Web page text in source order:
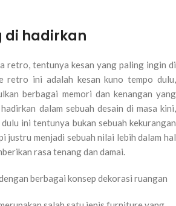
di hadirkan
retro, tentunya kesan yang paling ingin di
retro ini adalah kesan kuno tempo dulu,
berbagai memori dan kenangan yang
dalam sebuah desain di masa kini,
ini tentunya bukan sebuah kekurangan
justru menjadi sebuah nilai lebih dalam hal
rasa tenang dan damai.
berbagai konsep dekorasi ruangan